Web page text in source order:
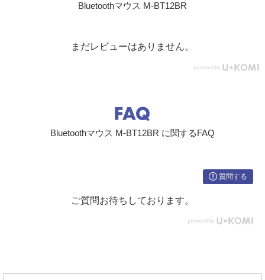
Bluetoothマウス M-BT12BR
まだレビューはありません。
Bluetoothマウス M-BT12BR に関するFAQ
質問する
ご質問お待ちしております。